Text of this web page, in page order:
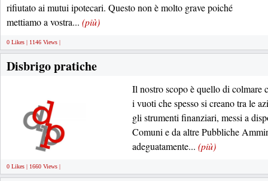
rifiutato ai mutui ipotecari. Questo non è molto grave poiché
mettiamo a vostra... (più)
0 Likes | 1146 Views |
Disbrigo pratiche
Il nostro scopo è quello di colmare
i vuoti che spesso si creano tra le
gli strumenti finanziari, messi a
Comuni e da altre Pubbliche
adeguatamente... (più)
0 Likes | 1660 Views |